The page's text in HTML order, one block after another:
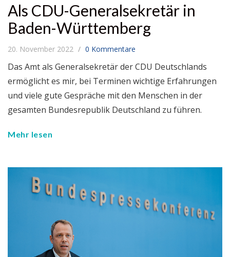
Als CDU-Generalsekretär in
Baden-Württemberg
20. November 2022 0 Kommentare
Das Amt als Generalsekretär der CDU Deutschlands
ermöglicht es mir, bei Terminen wichtige Erfahrungen
und viele gute Gespräche mit den Menschen in der
gesamten Bundesrepublik Deutschland zu führen.
Mehr lesen